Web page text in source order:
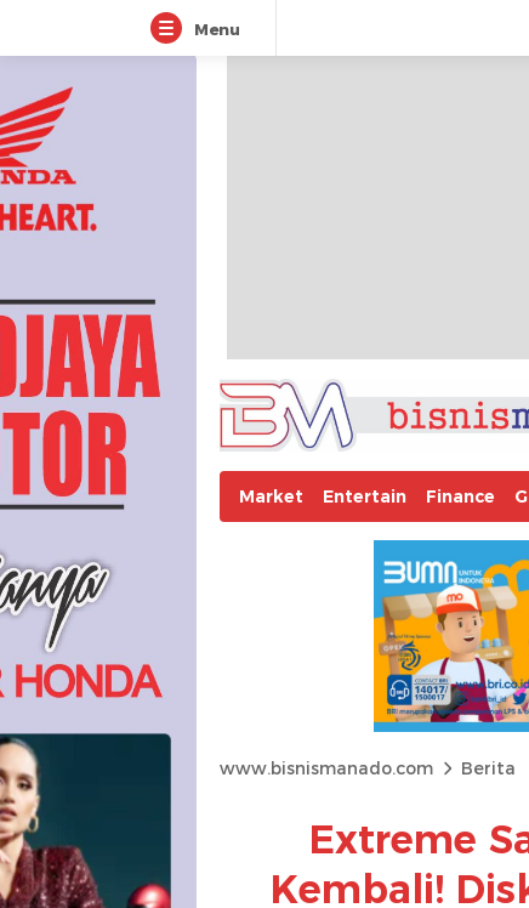
Menu
Market Entertain Finance
www.bisnismanado.com Berita
Extreme
Kembali!